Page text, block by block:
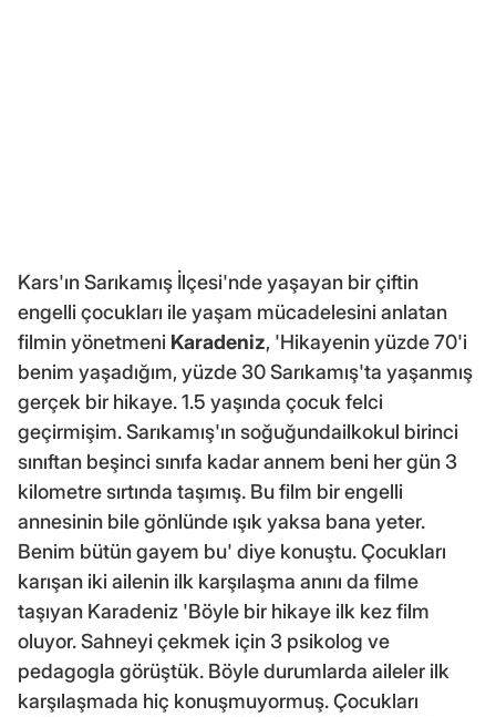
Kars'ın Sarıkamış İlçesi'nde yaşayan bir çiftin
engelli çocukları ile yaşam mücadelesini anlatan
filmin yönetmeni Karadeniz, 'Hikayenin yüzde 70'i
benim yaşadığım, yüzde 30 Sarıkamış'ta yaşanmış
gerçek bir hikaye. 1.5 yaşında çocuk felci
geçirmişim. Sarıkamış'ın soğuğundailkokul birinci
sınıftan beşinci sınıfa kadar annem beni her gün 3
kilometre sırtında taşımış. Bu film bir engelli
annesinin bile gönlünde ışık yaksa bana yeter.
Benim bütün gayem bu' diye konuştu. Çocukları
karışan iki ailenin ilk karşılaşma anını da filme
taşıyan Karadeniz 'Böyle bir hikaye ilk kez film
oluyor. Sahneyi çekmek için 3 psikolog ve
pedagogla görüştük. Böyle durumlarda aileler ilk
karşılaşmada hiç konuşmuyormuş. Çocukları